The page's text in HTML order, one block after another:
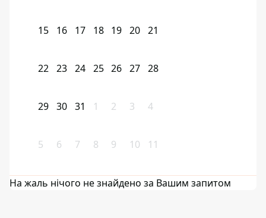
15 16 17 18 19 20 21
22 23 24 25 26 27 28
29 30 31 1 2 3 4
5 6 7 8 9 10 11
На жаль нічого не знайдено за Вашим запитом